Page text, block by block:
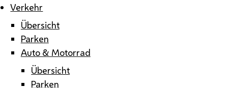
Verkehr
Übersicht
Parken
Auto & Motorrad
Übersicht
Parken